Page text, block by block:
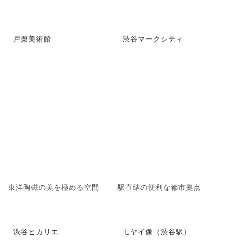
戸栗美術館
東洋陶磁の美を極める空間
渋谷マークシティ
駅直結の便利な都市拠点
渋谷ヒカリエ モヤイ像（渋谷駅）